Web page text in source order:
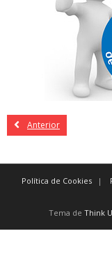
Anterior
Política de Cookies
Tema de Think